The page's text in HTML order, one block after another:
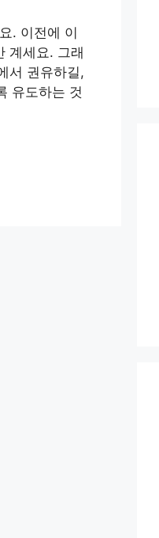
. 이전에 이
계세요. 그래
서 권유하길,
유도하는 것